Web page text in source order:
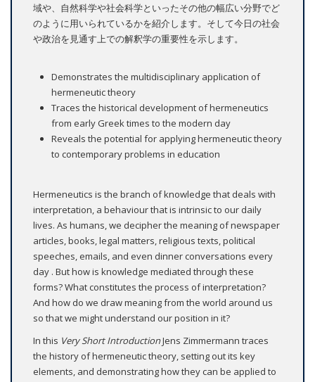
域や、自然科学や社会科学といったその他の幅広い分野でど
のように用いられているかを紹介します。そして今日の社会
や政治を見通す上での解釈学の重要性を示します。
Demonstrates the multidisciplinary application of
hermeneutic theory
Traces the historical development of hermeneutics
from early Greek times to the modern day
Reveals the potential for applying hermeneutic theory
to contemporary problems in education
Hermeneutics is the branch of knowledge that deals with
interpretation, a behaviour that is intrinsic to our daily
lives. As humans, we decipher the meaning of newspaper
articles, books, legal matters, religious texts, political
speeches, emails, and even dinner conversations every
day . But how is knowledge mediated through these
forms? What constitutes the process of interpretation?
And how do we draw meaning from the world around us
so that we might understand our position in it?
In this Very Short IntroductionJens Zimmermann traces
the history of hermeneutic theory, setting out its key
elements, and demonstrating how they can be applied to